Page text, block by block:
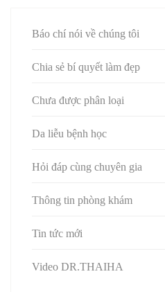
Báo chí nói về chúng tôi
Chia sẻ bí quyết làm đẹp
Chưa được phân loại
Da liễu bệnh học
Hỏi đáp cùng chuyên gia
Thông tin phòng khám
Tin tức mới
Video DR.THAIHA